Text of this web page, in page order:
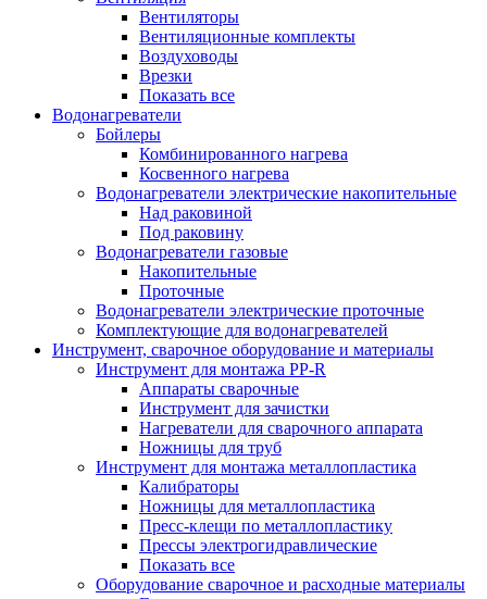
Вентиляторы
Вентиляционные комплекты
Воздуховоды
Врезки
Показать все
Водонагреватели
Бойлеры
Комбинированного нагрева
Косвенного нагрева
Водонагреватели электрические накопительные
Над раковиной
Под раковину
Водонагреватели газовые
Накопительные
Проточные
Водонагреватели электрические проточные
Комплектующие для водонагревателей
Инструмент, сварочное оборудование и материалы
Инструмент для монтажа PP-R
Аппараты сварочные
Инструмент для зачистки
Нагреватели для сварочного аппарата
Ножницы для труб
Инструмент для монтажа металлопластика
Калибраторы
Ножницы для металлопластика
Пресс-клещи по металлопластику
Прессы электрогидравлические
Показать все
Оборудование сварочное и расходные материалы